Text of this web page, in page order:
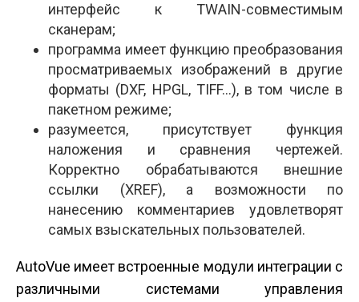
интерфейс к TWAIN-совместимым
сканерам;
программа имеет функцию преобразования
просматриваемых изображений в другие
форматы (DXF, HPGL, TIFF…), в том числе в
пакетном режиме;
разумеется, присутствует функция
наложения и сравнения чертежей.
Корректно обрабатываются внешние
ссылки (XREF), а возможности по
нанесению комментариев удовлетворят
самых взыскательных пользователей.
AutoVue имеет встроенные модули интеграции с
различными системами управления